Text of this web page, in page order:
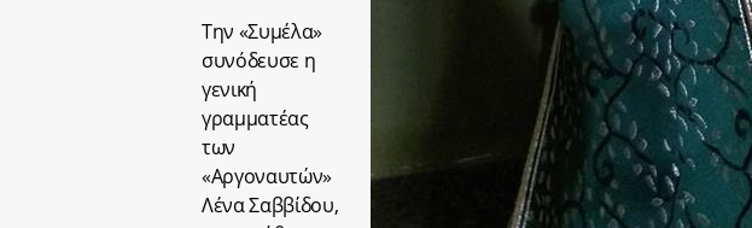
Την «Συμέλα»
συνόδευσε η
γενική
γραμματέας
των
«Αργοναυτών»
Λένα Σαββίδου,